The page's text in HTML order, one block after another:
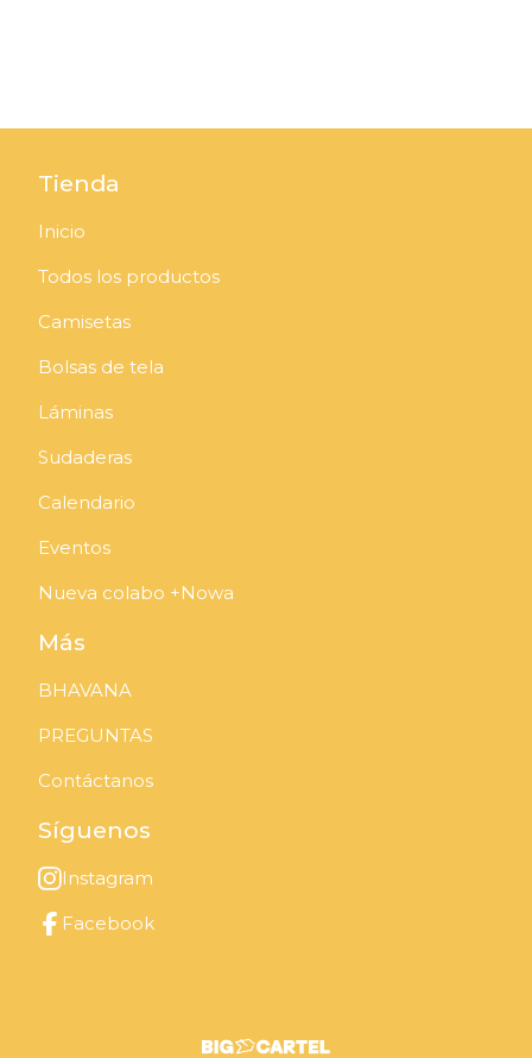
Tienda
Inicio
Todos los productos
Camisetas
Bolsas de tela
Láminas
Sudaderas
Calendario
Eventos
Nueva colabo +Nowa
Más
BHAVANA
PREGUNTAS
Contáctanos
Síguenos
Instagram
Facebook